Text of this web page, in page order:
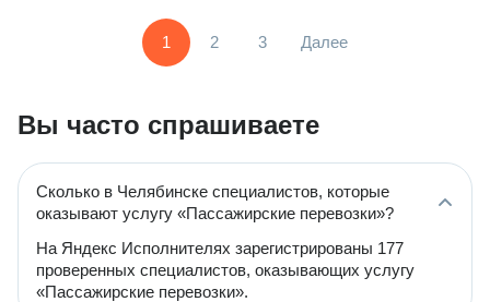
1 2 3 Далее
Вы часто спрашиваете
Сколько в Челябинске специалистов, которые
оказывают услугу «Пассажирские перевозки»?
На Яндекс Исполнителях зарегистрированы 177
проверенных специалистов, оказывающих услугу
«Пассажирские перевозки».